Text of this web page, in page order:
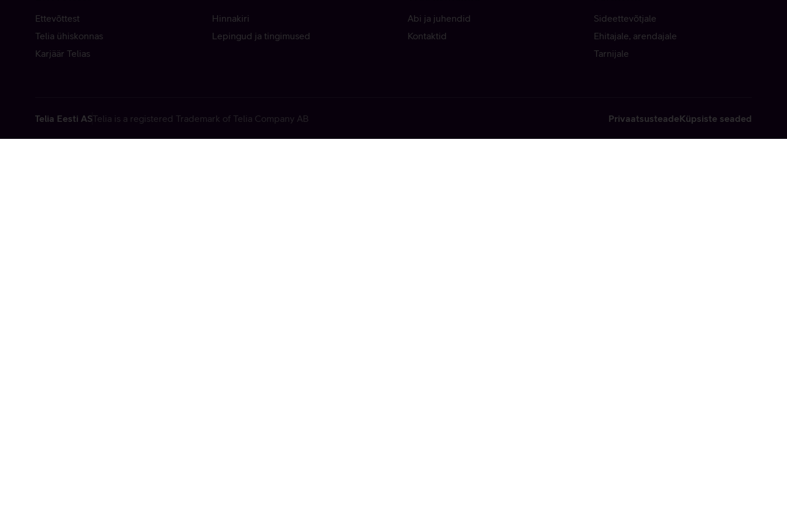
Ettevõttest
Telia ühiskonnas
Karjäär Telias
Hinnakiri
Lepingud ja tingimused
Abi ja juhendid
Kontaktid
Sideettevõtjale
Ehitajale, arendajale
Tarnijale
Telia Eesti ASTelia is a registered Trademark of Telia Company AB PrivaatsusteadeKüpsiste seaded